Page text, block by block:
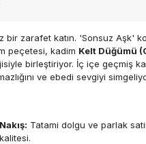
bir zarafet katın. 'Sonsuz Aşk'
peçetesi, kadim Kelt Düğümü
birleştiriyor. İç içe geçmiş
ve ebedi sevgiyi
Tatami dolgu ve parlak